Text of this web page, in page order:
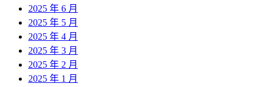
2025 年 6 月
2025 年 5 月
2025 年 4 月
2025 年 3 月
2025 年 2 月
2025 年 1 月